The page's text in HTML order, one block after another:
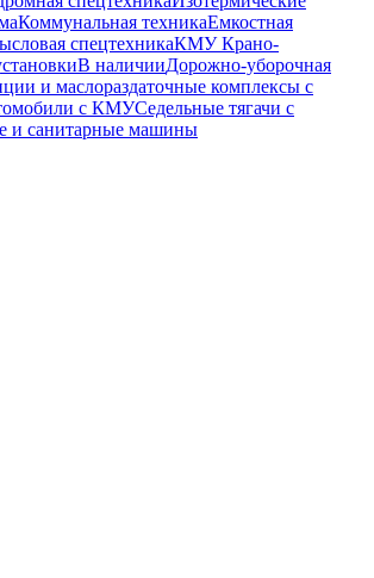
Коммунальная техникаЕмкостная
спецтехникаКМУ Крано-
В наличииДорожно-уборочная
и маслораздаточные комплексы с
с КМУСедельные тягачи с
и санитарные машины